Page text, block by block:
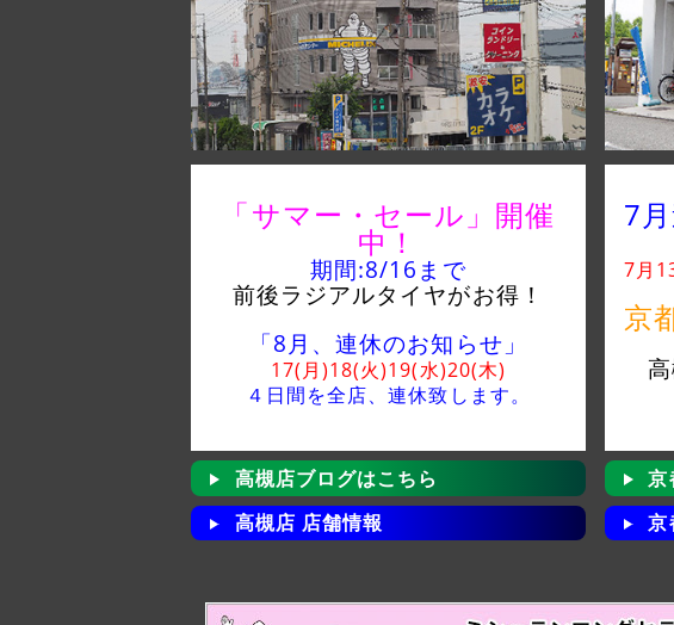
「サマー・セール」 開催
中！
期間:8/16 まで
前後ラジアルタイヤがお得！
「8月、連休のお知らせ」
17(月)18(火)19(水)20(木)
４日間を全店、連休致します。
高槻店ブログはこちら
高槻店 店舗情報
7
7月
京
高
京
京